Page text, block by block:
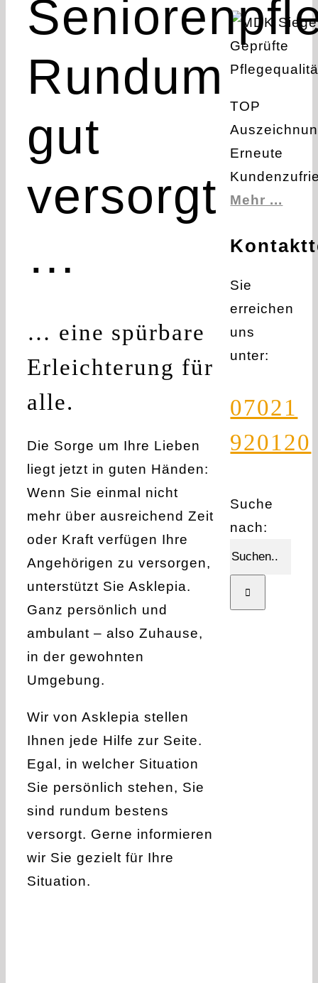
Rundum
gut
versorgt
…
… eine spürbare
Erleichterung für
alle.
Die Sorge um Ihre Lieben
liegt jetzt in guten Händen:
Wenn Sie einmal nicht
mehr über ausreichend Zeit
oder Kraft verfügen Ihre
Angehörigen zu versorgen,
unterstützt Sie Asklepia.
Ganz persönlich und
ambulant – also Zuhause,
in der gewohnten
Umgebung.
Wir von Asklepia stellen
Ihnen jede Hilfe zur Seite.
Egal, in welcher Situation
Sie persönlich stehen, Sie
sind rundum bestens
versorgt. Gerne informieren
wir Sie gezielt für Ihre
Situation.
TOP
Erneute
Mehr ...
Sie
erreichen
uns
unter:
07021
920120
Suche
nach: